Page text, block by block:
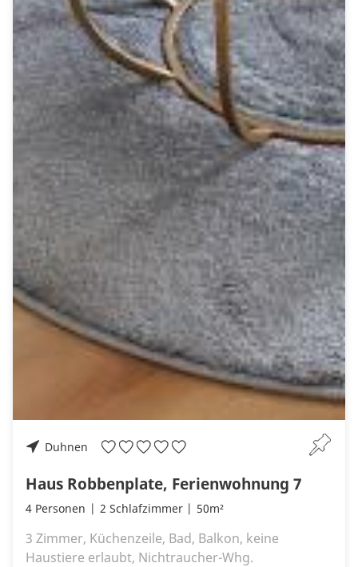
Duhnen
Haus Robbenplate, Ferienwohnung 7
4 Personen 2 Schlafzimmer 50m²
3 Zimmer, Küchenzeile, Bad, Balkon, keine
Haustiere erlaubt, Nichtraucher-Whg.